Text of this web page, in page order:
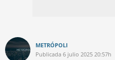
METRÓPOLI
Publicada 6 julio 2025 20:57h